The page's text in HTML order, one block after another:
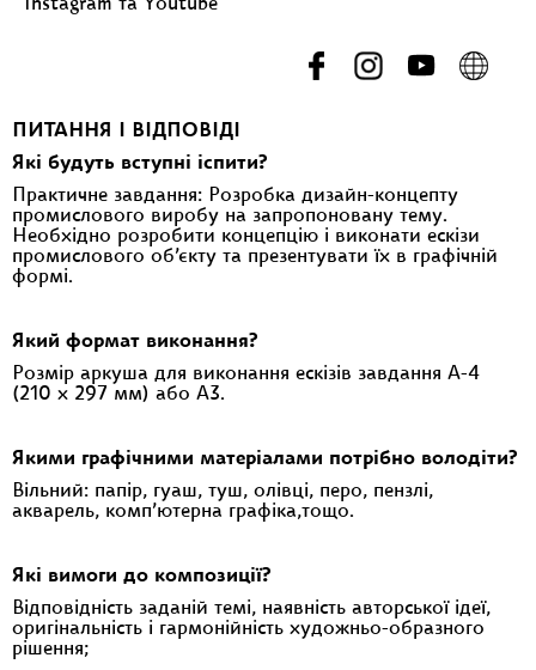
Instagram та Youtube
ПИТАННЯ І ВІДПОВІДІ
Які будуть вступні іспити?
Практичне завдання: Розробка дизайн-концепту
промислового виробу на запропоновану тему.
Необхідно розробити концепцію і виконати ескізи
промислового об’єкту та презентувати їх в графічній
формі.
Який формат виконання?
Розмір аркуша для виконання ескізів завдання А-4
(210 х 297 мм) або А3.
Якими графічними матеріалами потрібно володіти?
Вільний: папір, гуаш, туш, олівці, перо, пензлі,
акварель, комп’ютерна графіка,тощо.
Які вимоги до композиції?
Відповідність заданій темі, наявність авторської ідеї,
оригінальність і гармонійність художньо-образного
рішення;